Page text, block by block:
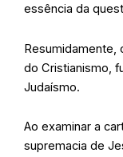
essência da
Resumidamente,
do Cristianismo,
Judaísmo.
Ao examinar a
supremacia de